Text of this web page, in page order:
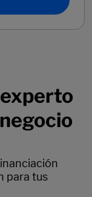
para tus